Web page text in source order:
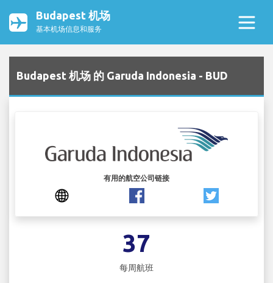
Budapest 机场
基本机场信息和服务
Budapest 机场 的 Garuda Indonesia - BUD
有用的航空公司链接
37
每周航班